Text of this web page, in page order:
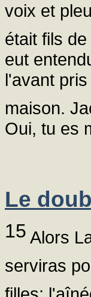
voix et
était fils
eut
l'avant
maison.
Oui, tu es
Le
15 Alors
serviras